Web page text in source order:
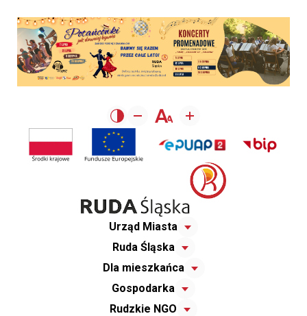
Urząd Miasta
Ruda Śląska
Dla mieszkańca
Gospodarka
Rudzkie NGO